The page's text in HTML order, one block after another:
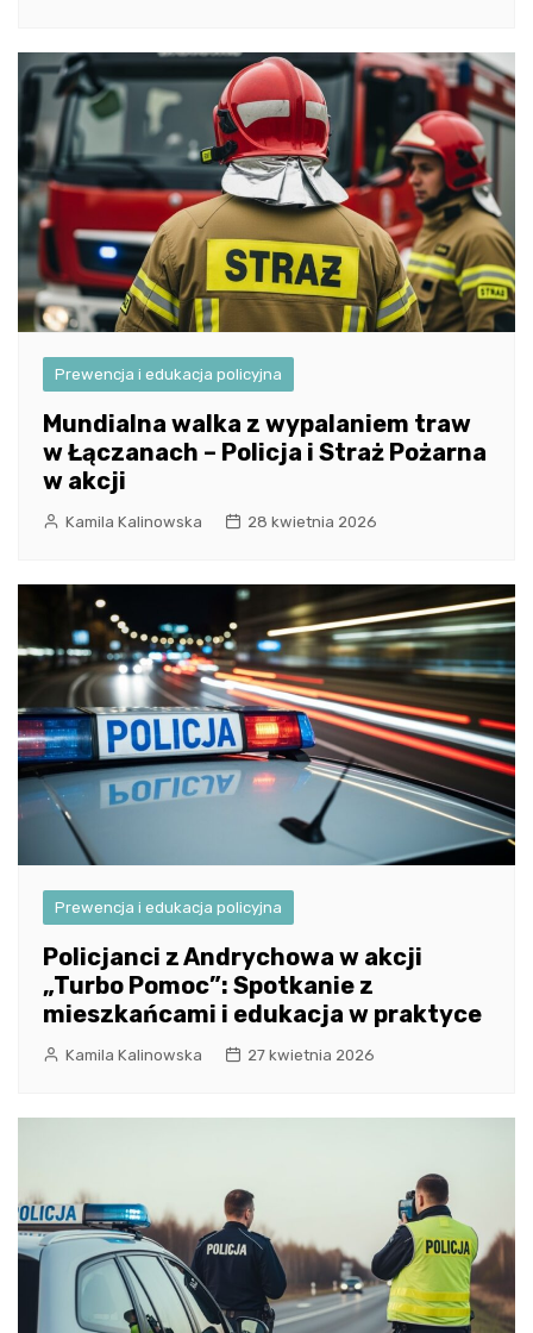
Prewencja i edukacja policyjna
Mundialna walka z wypalaniem traw
w Łączanach – Policja i Straż Pożarna
w akcji
Kamila Kalinowska 28 kwietnia 2026
Prewencja i edukacja policyjna
Policjanci z Andrychowa w akcji
„Turbo Pomoc”: Spotkanie z
mieszkańcami i edukacja w praktyce
Kamila Kalinowska 27 kwietnia 2026